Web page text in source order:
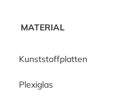
MATERIAL
Kunststoffplatten
Plexiglas